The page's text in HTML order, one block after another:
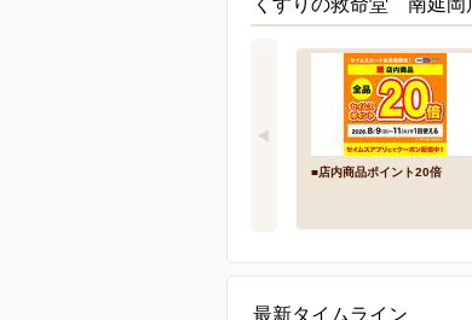
くすりの救命堂 南延
■店内商品ポイント20倍
最新タイムライン